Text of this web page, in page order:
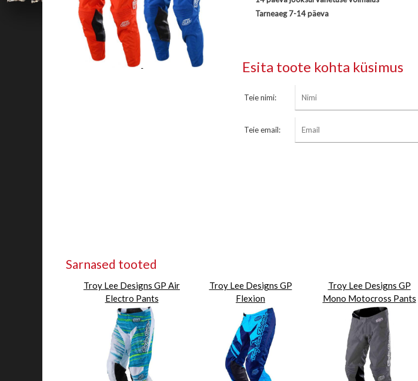
Tarneaeg 7-14 päeva
Esita toote kohta küsimus
Teie nimi:
Teie email:
Sarnased tooted
Troy Lee Designs GP Air
Electro Pants
Troy Lee Designs GP
Flexion
Troy Lee Designs GP
Mono Motocross Pants